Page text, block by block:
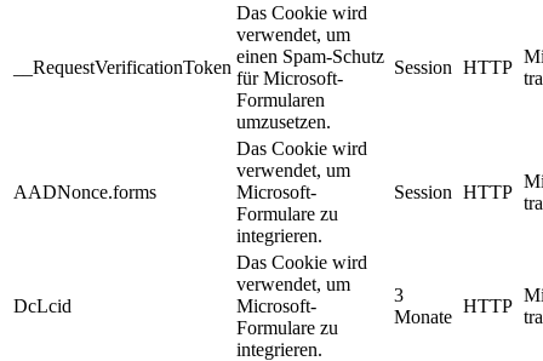
__RequestVerificationToken
Das Cookie wird
verwendet, um
einen Spam-Schutz
für Microsoft-
Formularen
umzusetzen.
Session HTTP
AADNonce.forms
Das Cookie wird
verwendet, um
Microsoft-
Formulare zu
integrieren.
Session HTTP
DcLcid
Das Cookie wird
verwendet, um
Microsoft-
Formulare zu
integrieren.
3
Monate
HTTP